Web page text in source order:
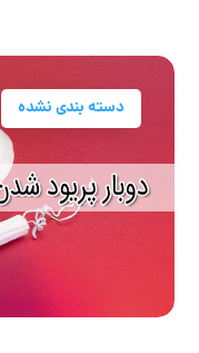
دسته بندی نشده